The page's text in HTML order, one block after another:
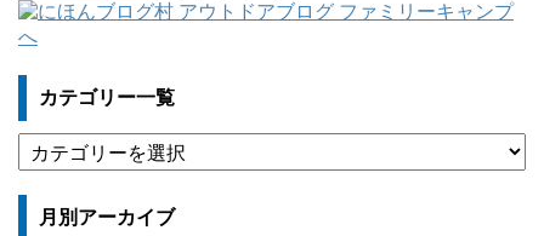
カテゴリー一覧
テ
ゴ
月別アーカイブ